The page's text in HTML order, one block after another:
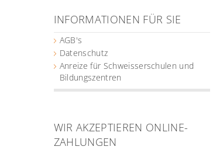
INFORMATIONEN FÜR SIE
AGB's
Datenschutz
Anreize für Schweisserschulen und
Bildungszentren
WIR AKZEPTIEREN ONLINE-
ZAHLUNGEN